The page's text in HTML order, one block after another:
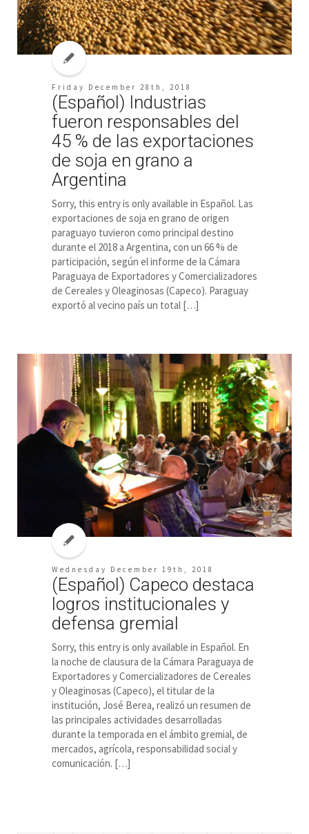
Friday December 28th, 2018
(Español) Industrias
fueron responsables del
45 % de las exportaciones
de soja en grano a
Argentina
Sorry, this entry is only available in Español. Las
exportaciones de soja en grano de origen
paraguayo tuvieron como principal destino
durante el 2018 a Argentina, con un 66 % de
participación, según el informe de la Cámara
Paraguaya de Exportadores y Comercializadores
de Cereales y Oleaginosas (Capeco). Paraguay
exportó al vecino país un total […]
Wednesday December 19th, 2018
(Español) Capeco destaca
logros institucionales y
defensa gremial
Sorry, this entry is only available in Español. En
la noche de clausura de la Cámara Paraguaya de
Exportadores y Comercializadores de Cereales
y Oleaginosas (Capeco), el titular de la
institución, José Berea, realizó un resumen de
las principales actividades desarrolladas
durante la temporada en el ámbito gremial, de
mercados, agrícola, responsabilidad social y
comunicación. […]